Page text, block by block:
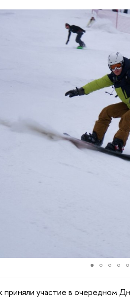
приняли участие в очередном